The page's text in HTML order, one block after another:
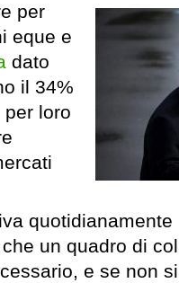
per
eque e
dato
il 34%
loro
un quadro di
e se non